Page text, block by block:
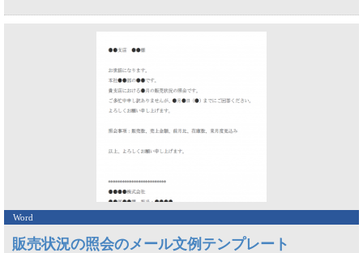
Word
販売状況の照会のメール文例テンプレート